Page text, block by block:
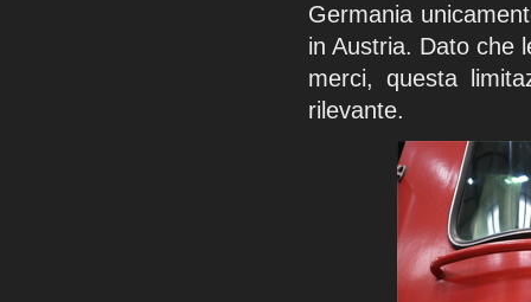
Germania
in Austria. Dato che
merci, questa
rilevante.